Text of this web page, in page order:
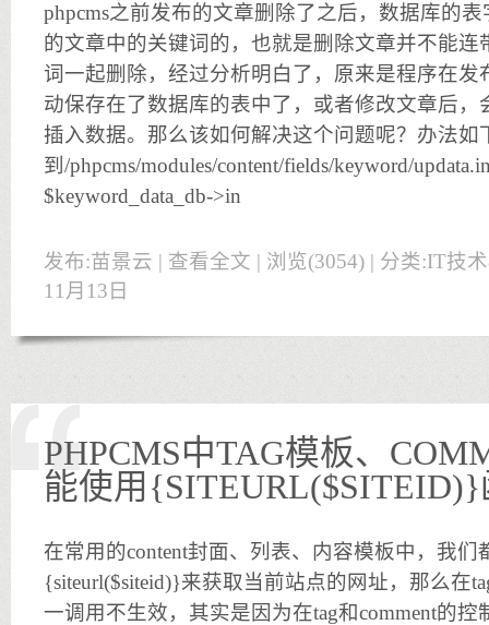
phpcms之前发布的文章删除了之后，数据库的
的文章中的关键词的，也就是删除文章并不能连
词一起删除，经过分析明白了，原来是程序在发
动保存在了数据库的表中了，或者修改文章后，
插入数据。那么该如何解决这个问题呢？办法如
到/phpcms/modules/content/fields/keyword/
$keyword_data_db->in
发布:苗景云 | 查看全文 | 浏览(3054) | 分类:IT技
11月13日
PHPCMS中TAG模板、
能使用{SITEURL($SITEID)}
在常用的content封面、列表、内容模板中，我们
{siteurl($siteid)}来获取当前站点的网址，那么在
一调用不生效，其实是因为在tag和comment的